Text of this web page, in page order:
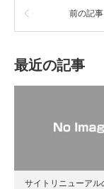
前の記事
最近の記事
サイトリニューアル